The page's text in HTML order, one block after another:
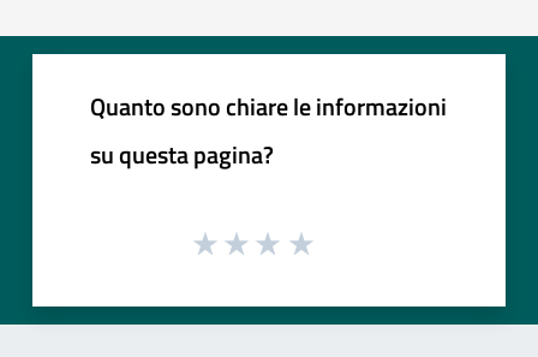
Quanto sono chiare le informazioni
su questa pagina?